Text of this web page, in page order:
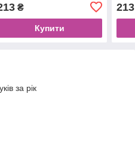
₴
Купити
213
за рік